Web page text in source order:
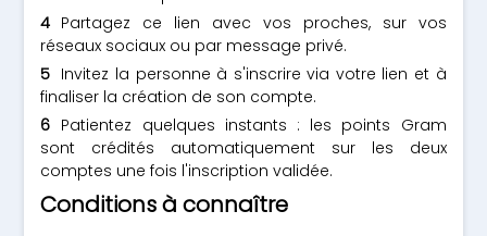
Partagez ce lien avec vos proches, sur vos
réseaux sociaux ou par message privé.
Invitez la personne à s'inscrire via votre lien et à
finaliser la création de son compte.
Patientez quelques instants : les points Gram
sont crédités automatiquement sur les deux
comptes une fois l'inscription validée.
Conditions à connaître